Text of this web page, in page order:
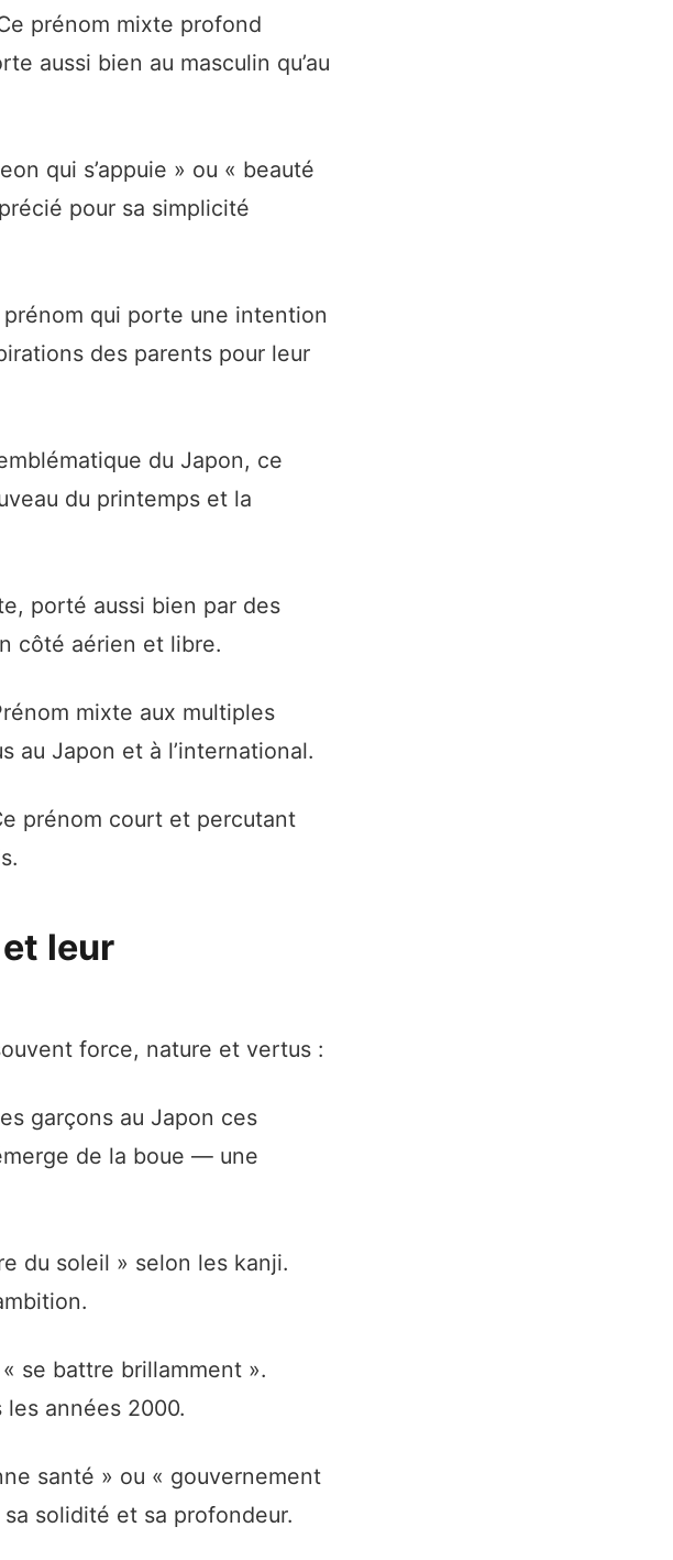
prénom mixte profond
aussi bien au masculin qu’au
qui s’appuie » ou « beauté
pour sa simplicité
qui porte une intention
des parents pour leur
du Japon, ce
du printemps et la
porté aussi bien par des
côté aérien et libre.
mixte aux multiples
au Japon et à l’international.
prénom court et percutant
leur
force, nature et vertus :
garçons au Japon ces
de la boue — une
du soleil » selon les kanji.
se battre brillamment ».
années 2000.
santé » ou « gouvernement
solidité et sa profondeur.